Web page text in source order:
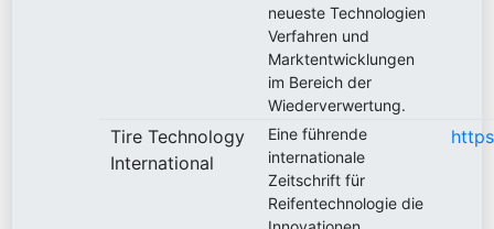
neueste Technologien
Verfahren und
Marktentwicklungen
im Bereich der
Wiederverwertung.
Tire Technology
International
Eine führende
internationale
Zeitschrift für
Reifentechnologie die